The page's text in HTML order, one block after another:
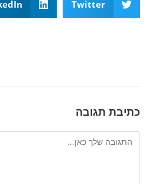
Twitter
כתיבת תגובה